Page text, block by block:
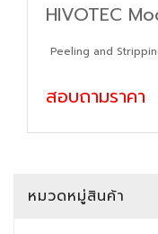
HIVOTEC
Peeling and
สอบถามราคา
หมวดหมู่สินค้า